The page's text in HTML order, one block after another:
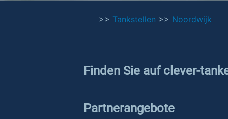
>> Tankstellen >> Noordwijk
Finden Sie auf clever-
Partnerangebote